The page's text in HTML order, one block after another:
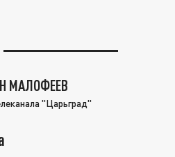
МАЛОФЕЕВ
"Царьград"